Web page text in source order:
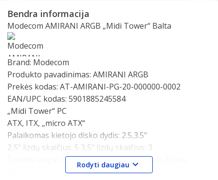
25
Bendra informacija
Modecom AMIRANI ARGB „Midi Tower“ Balta
Slide 1 of 0
Brand: Modecom
Produkto pavadinimas: AMIRANI ARGB
Prekės kodas: AT-AMIRANI-PG-20-000000-0002
EAN/UPC kodas: 5901885245584
„Midi Tower“ PC
ATX, ITX, „micro ATX“
Palaikomas kietojo disko dydis: 2.5,3.5"
2,5" lizdų skaičius: 5 3,5" lizdų skaičius: 3
Šoninis langas Iliuminacija Daugybė Dulkių filtras
Rodyti daugiau